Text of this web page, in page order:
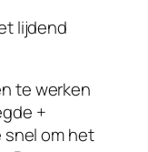
lijdend
te werken
+
snel om het